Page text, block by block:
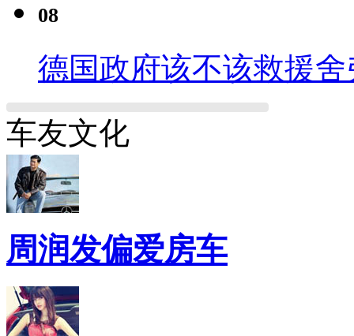
08
德国政府该不该救援舍
车友文化
周润发偏爱房车